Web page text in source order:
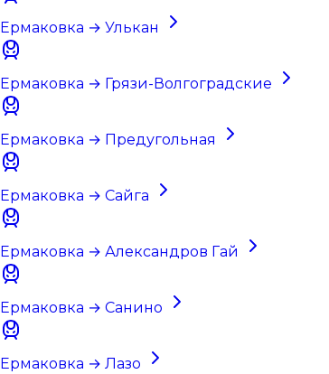
Ермаковка → Улькан
Ермаковка → Грязи-Волгоградские
Ермаковка → Предугольная
Ермаковка → Сайга
Ермаковка → Александров Гай
Ермаковка → Санино
Ермаковка → Лазо